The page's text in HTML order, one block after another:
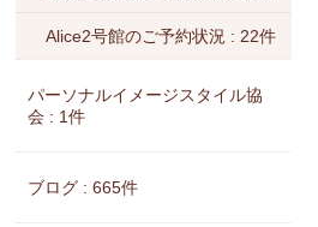
Alice2号館のご予約状況 : 22件
パーソナルイメージスタイル協
会 : 1件
ブログ : 665件